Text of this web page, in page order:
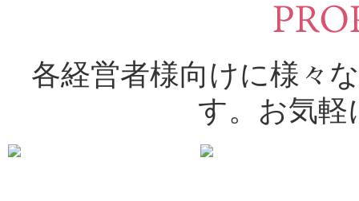
各経営者様向けに様々
す。お気軽